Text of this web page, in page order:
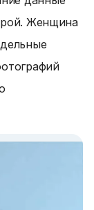
Женщина